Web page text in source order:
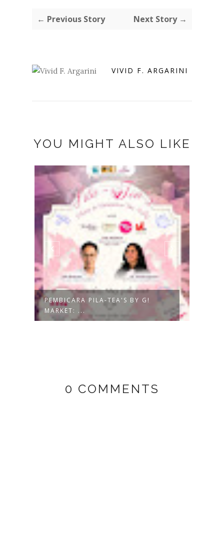
← Previous Story Next Story →
VIVID F. ARGARINI
YOU MIGHT ALSO LIKE
PEMBICARA PILA-TEA'S BY G!
MARKET: ...
0 COMMENTS